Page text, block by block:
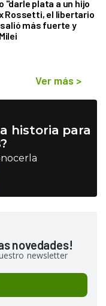
"darle plata a un hijo
Rossetti, el libertario
más fuerte y
Ver más >
historia para
novedades!
newsletter